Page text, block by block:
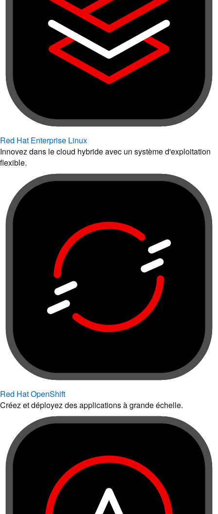
Red Hat Enterprise Linux
Innovez dans le cloud hybride avec un système d'exploitation
flexible.
Red Hat OpenShift
Créez et déployez des applications à grande échelle.